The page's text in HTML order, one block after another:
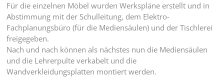
Für die einzelnen Möbel wurden Werkspläne erstellt und in
Abstimmung mit der Schulleitung, dem Elektro-
Fachplanungsbüro (für die Mediensäulen) und der Tischlerei
freigegeben.
Nach und nach können als nächstes nun die Mediensäulen
und die Lehrerpulte verkabelt und die
Wandverkleidungsplatten montiert werden.